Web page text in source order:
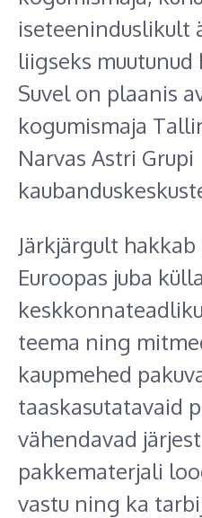
iseteeninduslikult
liigseks muutunud
Suvel on plaanis
kogumismaja
Narvas Astri Grupi
Järkjärgult
Euroopas juba
teema ning
kaupmehed
taaskasutatavaid
vähendavad
pakkematerjali
vastu ning ka